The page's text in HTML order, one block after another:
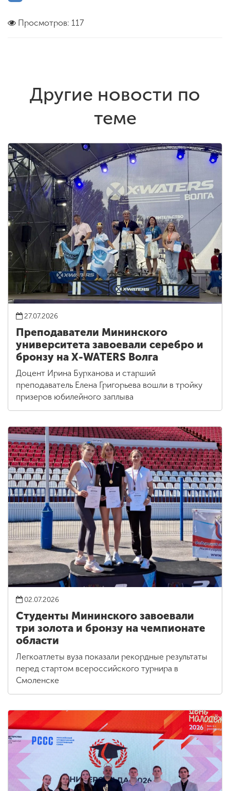
Просмотров: 117
Другие новости по
теме
27.07.2026
Преподаватели Мининского
университета завоевали серебро и
бронзу на X-WATERS Волга
Доцент Ирина Бурханова и старший
преподаватель Елена Григорьева вошли в тройку
призеров юбилейного заплыва
02.07.2026
Студенты Мининского завоевали
три золота и бронзу на чемпионате
области
Легкоатлеты вуза показали рекордные результаты
перед стартом всероссийского турнира в
Смоленске